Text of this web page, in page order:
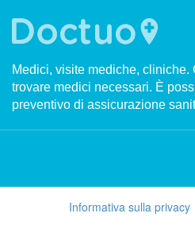
Medici, visite mediche,
trovare medici necessari. È
preventivo di assicurazione
Informativa sulla privacy